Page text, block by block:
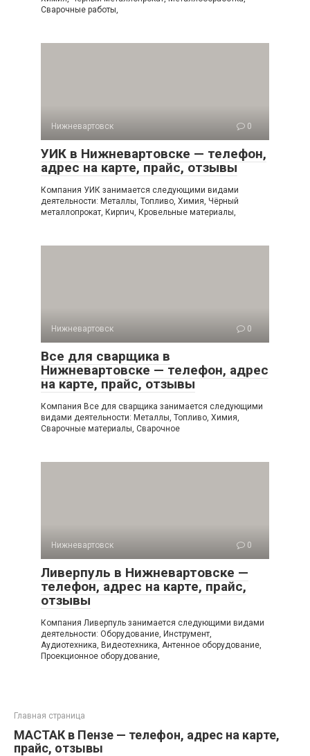
Сварочные работы,
Нижневартовск 0
УИК в Нижневартовске — телефон,
адрес на карте, прайс, отзывы
Компания УИК занимается следующими видами
деятельности: Металлы, Топливо, Химия, Чёрный
металлопрокат, Кирпич, Кровельные материалы,
Нижневартовск 0
Все для сварщика в
Нижневартовске — телефон, адрес
на карте, прайс, отзывы
Компания Все для сварщика занимается следующими
видами деятельности: Металлы, Топливо, Химия,
Сварочные материалы, Сварочное
Нижневартовск 0
Ливерпуль в Нижневартовске —
телефон, адрес на карте, прайс,
отзывы
Компания Ливерпуль занимается следующими видами
деятельности: Оборудование, Инструмент,
Аудиотехника, Видеотехника, Антенное оборудование,
Проекционное оборудование,
Главная страница
МАСТАК в Пензе — телефон, адрес на карте,
прайс, отзывы